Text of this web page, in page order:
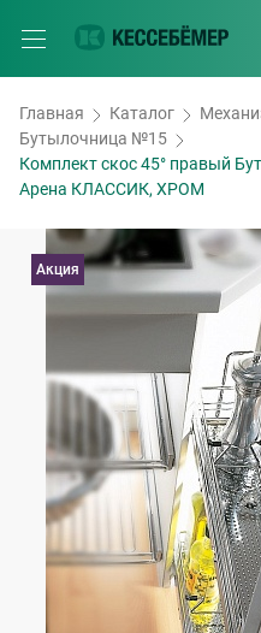
Главная Каталог
Бутылочница №15
Комплект скос 45° правый
Арена КЛАССИК, ХРОМ
Акция